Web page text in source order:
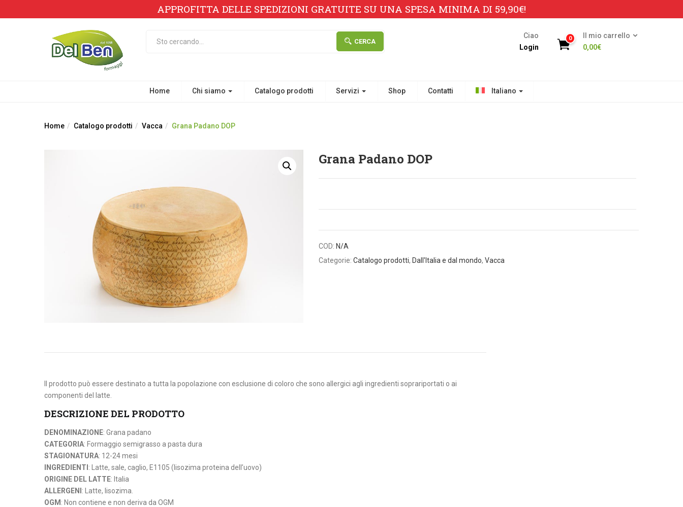
APPROFITTA DELLE SPEDIZIONI GRATUITE SU UNA SPESA MINIMA DI 59,90€!
CERCA
Ciao
Login
0
Il mio carrello
0,00€
Home Chi siamo Catalogo prodotti Servizi Shop Contatti Italiano
Home Catalogo prodotti Vacca Grana Padano DOP
Grana Padano DOP
COD: N/A
Categorie: Catalogo prodotti, Dall'Italia e dal mondo, Vacca
Il prodotto può essere destinato a tutta la popolazione con esclusione di coloro che sono allergici agli ingredienti soprariportati o ai
componenti del latte.
DESCRIZIONE DEL PRODOTTO
DENOMINAZIONE: Grana padano
CATEGORIA: Formaggio semigrasso a pasta dura
STAGIONATURA: 12-24 mesi
INGREDIENTI: Latte, sale, caglio, E1105 (lisozima proteina dell’uovo)
ORIGINE DEL LATTE: Italia
ALLERGENI: Latte, lisozima.
OGM: Non contiene e non deriva da OGM